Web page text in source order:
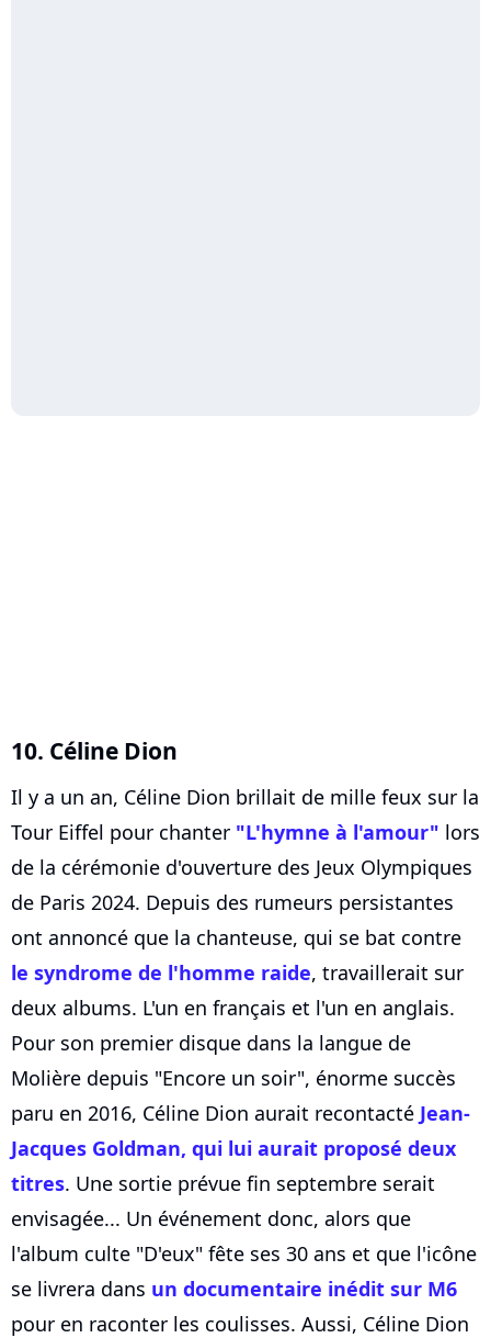
10. Céline Dion
Il y a un an, Céline Dion brillait de mille feux sur la
Tour Eiffel pour chanter "L'hymne à l'amour" lors
de la cérémonie d'ouverture des Jeux Olympiques
de Paris 2024. Depuis des rumeurs persistantes
ont annoncé que la chanteuse, qui se bat contre
le syndrome de l'homme raide, travaillerait sur
deux albums. L'un en français et l'un en anglais.
Pour son premier disque dans la langue de
Molière depuis "Encore un soir", énorme succès
paru en 2016, Céline Dion aurait recontacté Jean-
Jacques Goldman, qui lui aurait proposé deux
titres. Une sortie prévue fin septembre serait
envisagée... Un événement donc, alors que
l'album culte "D'eux" fête ses 30 ans et que l'icône
se livrera dans un documentaire inédit sur M6
pour en raconter les coulisses. Aussi, Céline Dion